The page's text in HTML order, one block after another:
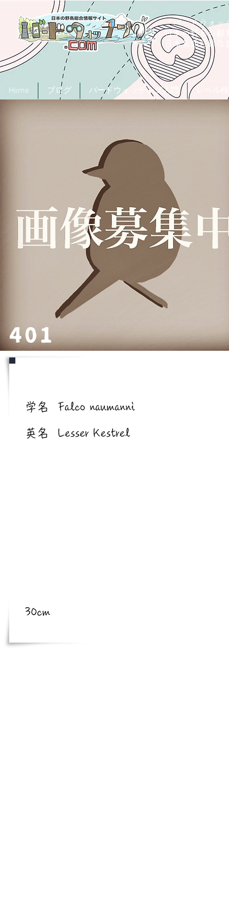
「バードウォッ
日本の野鳥の観
日本鳥類目録
Home ブログ バードウォッチング入門
401
学名 Falco naumanni
英名 Lesser Kestrel
30cm